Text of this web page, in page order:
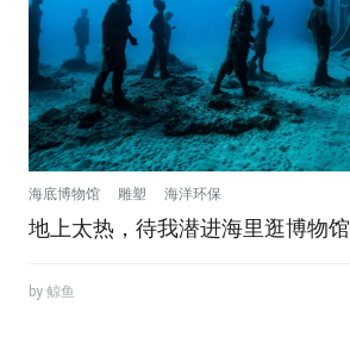
海底博物馆 雕塑 海洋环保
地上太热，待我潜进海里逛博物馆
by 鲸鱼